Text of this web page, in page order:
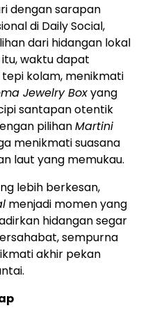
dengan sarapan
di Daily Social,
dari hidangan lokal
waktu dapat
kolam, menikmati
Jewelry Boxyang
santapan otentik
pilihanMartini
menikmati suasana
laut yang memukau.
lebih berkesan,
menjadi momen yang
hidangan segar
sempurna
akhir pekan